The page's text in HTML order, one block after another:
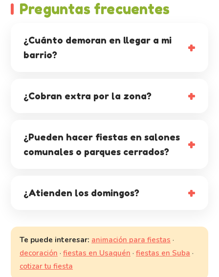
Preguntas frecuentes
¿Cuánto demoran en llegar a mi
barrio?
¿Cobran extra por la zona?
¿Pueden hacer fiestas en salones
comunales o parques cerrados?
¿Atienden los domingos?
Te puede interesar: animación para fiestas ·
decoración · fiestas en Usaquén · fiestas en Suba ·
cotizar tu fiesta